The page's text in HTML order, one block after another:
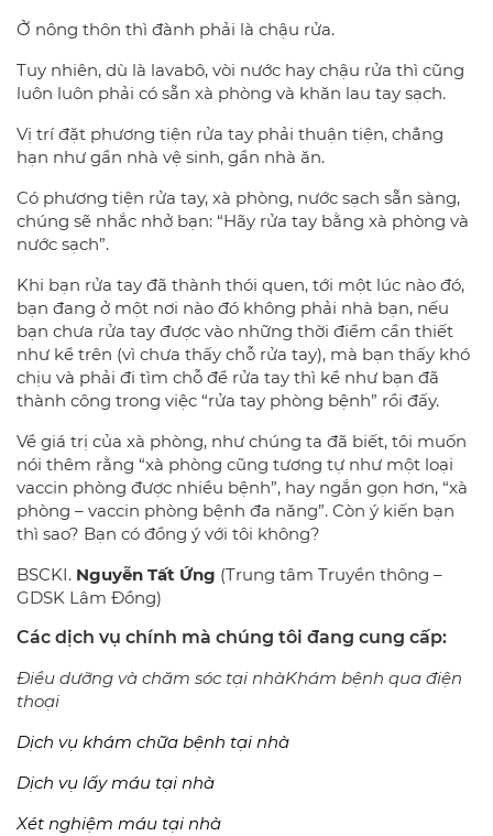
Ở nông thôn thì đành phải là chậu rửa.
Tuy nhiên, dù là lavabô, vòi nước hay chậu rửa thì cũng
luôn luôn phải có sẵn xà phòng và khăn lau tay sạch.
Vị trí đặt phương tiện rửa tay phải thuận tiện, chẳng
hạn như gần nhà vệ sinh, gần nhà ăn.
Có phương tiện rửa tay, xà phòng, nước sạch sẵn sàng,
chúng sẽ nhắc nhở bạn: “Hãy rửa tay bằng xà phòng và
nước sạch”.
Khi bạn rửa tay đã thành thói quen, tới một lúc nào đó,
bạn đang ở một nơi nào đó không phải nhà bạn, nếu
bạn chưa rửa tay được vào những thời điểm cần thiết
như kể trên (vì chưa thấy chỗ rửa tay), mà bạn thấy khó
chịu và phải đi tìm chỗ để rửa tay thì kể như bạn đã
thành công trong việc “rửa tay phòng bệnh” rồi đấy.
Về giá trị của xà phòng, như chúng ta đã biết, tôi muốn
nói thêm rằng “xà phòng cũng tương tự như một loại
vaccin phòng được nhiều bệnh”, hay ngắn gọn hơn, “xà
phòng – vaccin phòng bệnh đa năng”. Còn ý kiến bạn
thì sao? Bạn có đồng ý với tôi không?
BSCKI. Nguyễn Tất Ứng (Trung tâm Truyền thông –
GDSK Lâm Đồng)
Các dịch vụ chính mà chúng tôi đang cung cấp:
Điều dưỡng và chăm sóc tại nhàKhám bệnh qua điện
thoại
Dịch vụ khám chữa bệnh tại nhà
Dịch vụ lấy máu tại nhà
Xét nghiệm máu tại nhà